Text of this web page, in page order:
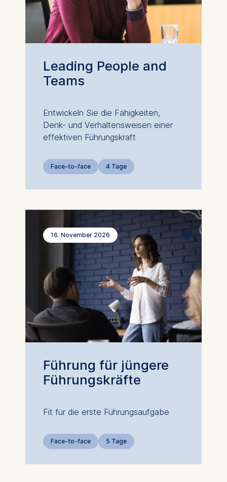
Leading People and
Teams
Entwickeln Sie die Fähigkeiten,
Denk- und Verhaltensweisen einer
effektiven Führungskraft
Face-to-face 4 Tage
16. November 2026
Führung für jüngere
Führungs­kräfte
Fit für die erste Führungsaufgabe
Face-to-face 5 Tage